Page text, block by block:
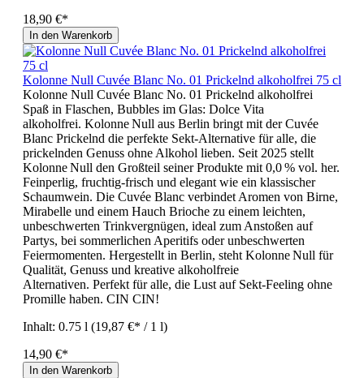
18,90 €*
In den Warenkorb
Kolonne Null Cuvée Blanc No. 01 Prickelnd alkoholfrei 75 cl
Kolonne Null Cuvée Blanc No. 01 Prickelnd alkoholfrei
Spaß in Flaschen, Bubbles im Glas: Dolce Vita
alkoholfrei. Kolonne Null aus Berlin bringt mit der Cuvée
Blanc Prickelnd die perfekte Sekt-Alternative für alle, die
prickelnden Genuss ohne Alkohol lieben. Seit 2025 stellt
Kolonne Null den Großteil seiner Produkte mit 0,0 % vol. her.
Feinperlig, fruchtig-frisch und elegant wie ein klassischer
Schaumwein. Die Cuvée Blanc verbindet Aromen von Birne,
Mirabelle und einem Hauch Brioche zu einem leichten,
unbeschwerten Trinkvergnügen, ideal zum Anstoßen auf
Partys, bei sommerlichen Aperitifs oder unbeschwerten
Feiermomenten. Hergestellt in Berlin, steht Kolonne Null für
Qualität, Genuss und kreative alkoholfreie
Alternativen. Perfekt für alle, die Lust auf Sekt‑Feeling ohne
Promille haben. CIN CIN!
Inhalt: 0.75 l (19,87 €* / 1 l)
14,90 €*
In den Warenkorb